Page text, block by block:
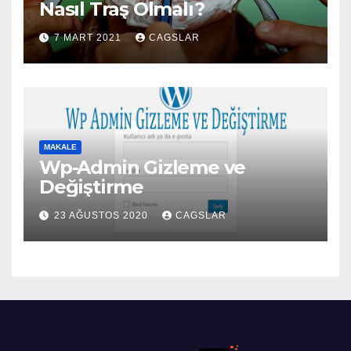
Nasıl Traş Olmalı?
7 MART 2021 CAGSLAR
MAKALE
Wp-Admin Gizleme ve
Değiştirme
23 AĞUSTOS 2020 CAGSLAR